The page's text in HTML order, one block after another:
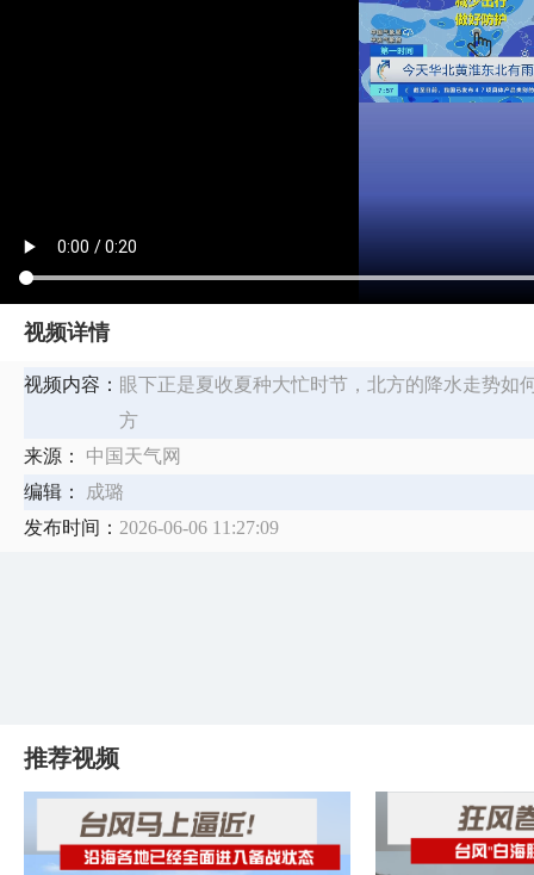
视频详情
视频内容： 眼下正是夏收夏种大忙时节，北方的降水走势如
方
来源：
中国天气网
编辑：
成璐
发布时间： 2026-06-06 11:27:09
推荐视频